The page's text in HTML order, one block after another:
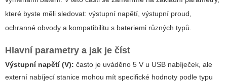
které byste měli sledovat: výstupní napětí, výstupní proud,
ochranné obvody a kompatibilitu s bateriemi různých typů.
Hlavní parametry a jak je číst
Výstupní napětí (V): často je uváděno 5 V u USB nabíječek, ale
externí nabíjecí stanice mohou mít specifické hodnoty podle typu